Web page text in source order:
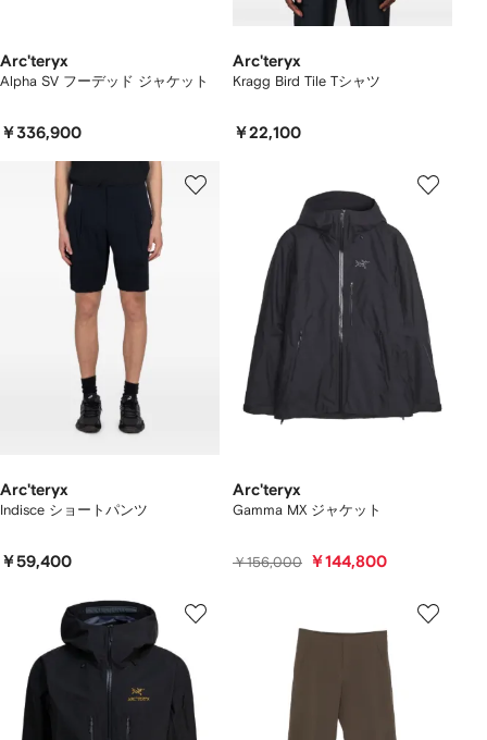
Arc'teryx
Alpha SV フーデッド ジャケット
￥336,900
Arc'teryx
Kragg Bird Tile Tシャツ
￥22,100
Arc'teryx
Indisce ショートパンツ
￥59,400
Arc'teryx
Gamma MX ジャケット
￥156,000 ￥144,800